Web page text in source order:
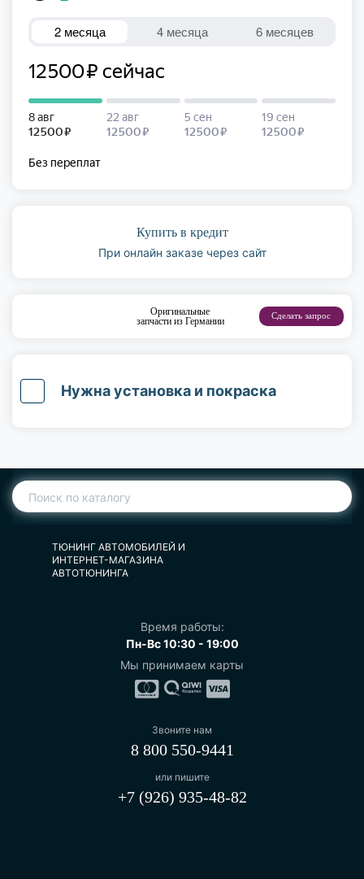
Купить в кредит
При онлайн заказе через сайт
Оригинальные
запчасти из Германии
Сделать запрос
Нужна установка и покраска
ТЮНИНГ АВТОМОБИЛЕЙ И
ИНТЕРНЕТ-МАГАЗИНА
АВТОТЮНИНГА
Время работы:
Пн-Вс 10:30 - 19:00
Мы принимаем карты
Звоните нам
8 800 550-9441
или пишите
+7 (926) 935-48-82